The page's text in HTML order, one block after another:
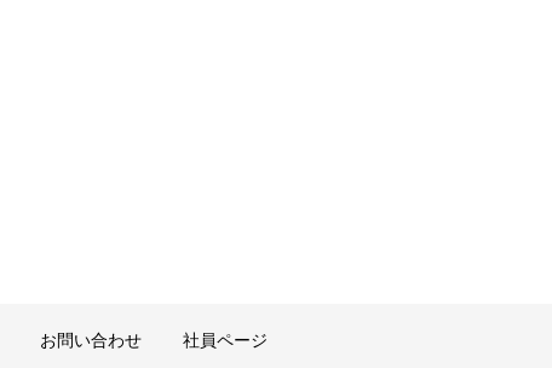
お問い合わせ 社員ページ